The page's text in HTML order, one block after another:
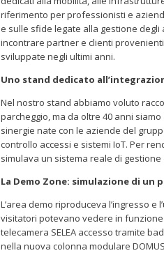
riferimento per professionisti e
e sulle sfide legate alla gestione degli
incontrare partner e clienti
sviluppate negli ultimi anni.
Uno stand dedicato
Nel nostro stand abbiamo voluto
parcheggio, ma da oltre 40 anni
sinergie nate con le aziende del
controllo accessi e sistemi IoT. Per
simulava un sistema reale di gestione
La Demo Zone: simulazione di
L’area demo riproduceva l’ingresso e
visitatori potevano vedere in
telecamera SELEA accesso tramite
nella nuova colonna modulare